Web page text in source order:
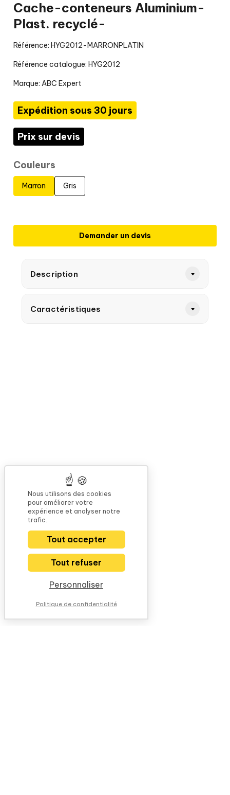
Cache-conteneurs Aluminium-
Plast. recyclé-
Référence: HYG2012-MARRONPLATIN
Référence catalogue: HYG2012
Marque: ABC Expert
Expédition sous 30 jours
Prix sur devis
Couleurs
Marron Gris
Demander un devis
Description
Caractéristiques
Nous utilisons des cookies
pour améliorer votre
expérience et analyser notre
trafic.
Tout accepter
Tout refuser
Personnaliser
Politique de confidentialité